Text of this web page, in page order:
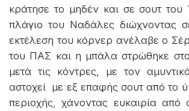
κράτησε το μηδέν και σε σουτ του
πλάγιο του Ναδάλες διώχνοντας
εκτέλεση του κόρνερ ανέλαβε ο
του ΠΑΣ και η μπάλα στρώθηκε
μετά τις κόντρες, με τον
αστοχεί με εξ επαφής σουτ από το
περιοχής, χάνοντας ευκαιρία από